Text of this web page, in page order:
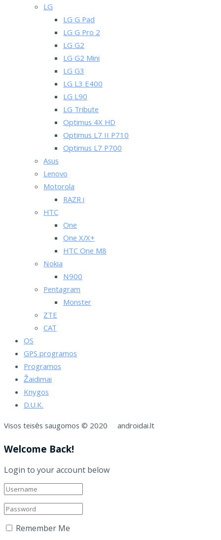
LG
LG G Pad
LG G Pro 2
LG G2
LG G2 Mini
LG G3
LG L3 E400
LG L90
LG Tribute
Optimus 4X HD
Optimus L7 II P710
Optimus L7 P700
Asus
Lenovo
Motorola
RAZR i
HTC
One
One X/X+
HTC One M8
Nokia
N900
Pentagram
Monster
ZTE
CAT
OS
GPS programos
Programos
Žaidimai
Knygos
D.U.K.
Visos teisės saugomos © 2020 androidai.lt
Welcome Back!
Login to your account below
Remember Me